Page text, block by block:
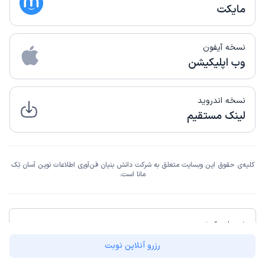
رزرو آنلاین نوبت
مایکت
نسخه آیفون
وب اپلیکیشن
نسخه اندروید
لینک مستقیم
کلیه‌ی حقوق این وبسایت متعلق به شرکت دانش بنیان فن‌آوری اطلاعات نوین آسان تِک
مانا است.
شهرهای دکترتو